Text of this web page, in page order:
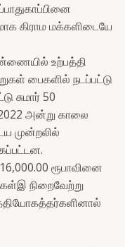
கிராம மக்களிடையே
உற்பத்தி
பைகளில் நடப்பட்டு
சுமார் 50
அன்று காலை
முன்றலில்
ரூபாவினை
நிறைவேற்று